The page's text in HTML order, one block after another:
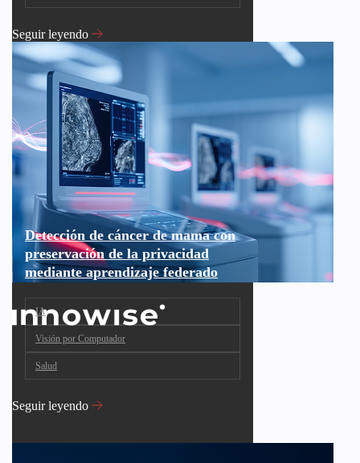
Seguir leyendo
Detección de cáncer de mama con
preservación de la privacidad
mediante aprendizaje federado
IA
Visión por Computador
Salud
Seguir leyendo